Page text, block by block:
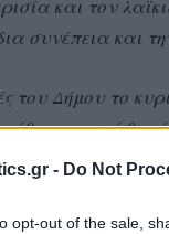
- Do Not
opt-out of the sale,
και τον
συνέπεια και
του Δήμου το
γειτονιά θα
μας, να